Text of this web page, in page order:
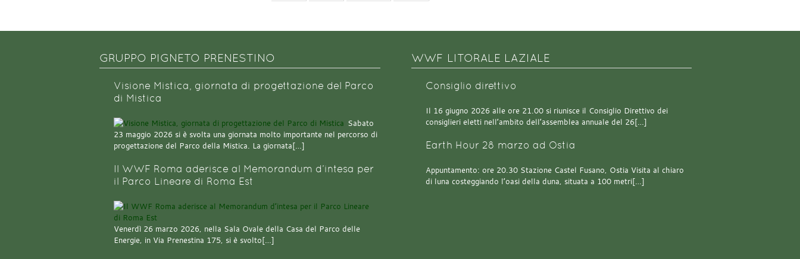
GRUPPO PIGNETO PRENESTINO
Visione Mistica, giornata di progettazione del Parco
di Mistica
Sabato
23 maggio 2026 si è svolta una giornata molto importante nel percorso di
progettazione del Parco della Mistica. La giornata[…]
Il WWF Roma aderisce al Memorandum d’intesa per
il Parco Lineare di Roma Est
Venerdì 26 marzo 2026, nella Sala Ovale della Casa del Parco delle
Energie, in Via Prenestina 175, si è svolto[…]
WWF LITORALE LAZIALE
Consiglio direttivo
Il 16 giugno 2026 alle ore 21.00 si riunisce il Consiglio Direttivo dei
consiglieri eletti nell’ambito dell’assemblea annuale del 26[…]
Earth Hour 28 marzo ad Ostia
Appuntamento: ore 20.30 Stazione Castel Fusano, Ostia Visita al chiaro
di luna costeggiando l’oasi della duna, situata a 100 metri[…]